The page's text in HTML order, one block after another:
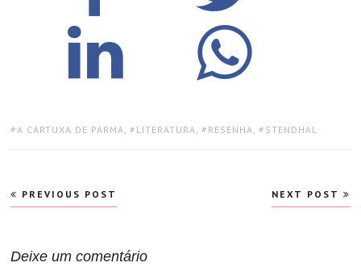
TAGS:
A CARTUXA DE PARMA, LITERATURA, RESENHA, STENDHAL
Navegação
de
PREVIOUS POST NEXT POST
Deixe um comentário